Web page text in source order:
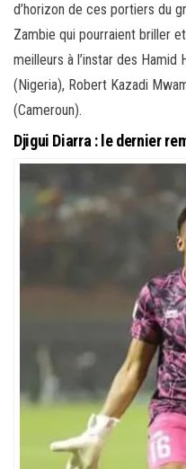
d’horizon de ces portiers du
Zambie qui pourraient briller
meilleurs à l’instar des
(Nigeria), Robert Kazadi
(Cameroun).
Djigui Diarra : le dernier